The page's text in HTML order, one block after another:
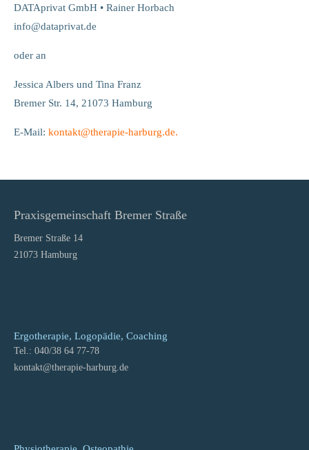
DATAprivat GmbH • Rainer Horbach
info@dataprivat.de
oder an
Jessica Albers und Tina Franz
Bremer Str. 14, 21073 Hamburg
E-Mail: kontakt@therapie-harburg.de.
Praxisgemeinschaft Bremer Straße
Bremer Straße 14
21073 Hamburg
Ergotherapie, Logopädie, Coaching
Tel.: 040/38 64 77-78
kontakt@therapie-harburg.de